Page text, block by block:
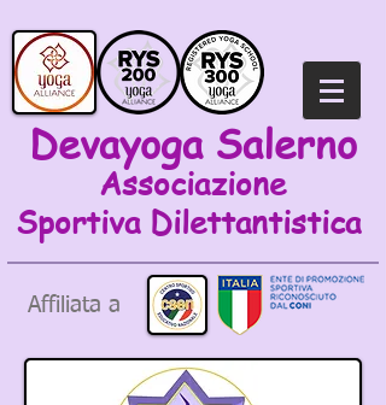
Devayoga Salerno
Associazione
Sportiva Dilettantistica
Affiliata a